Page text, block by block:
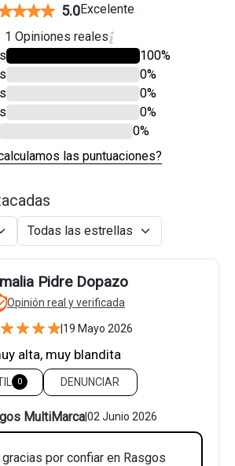
5.0Excelente
1 Opiniones reales
100%
0%
0%
0%
0%
las puntuaciones?
Pidre Dopazo
Opinión real y verificada
| 19 Mayo 2026
alta, muy blandita
0 DENUNCIAR
MultiMarca|02 Junio 2026
por confiar en Rasgos